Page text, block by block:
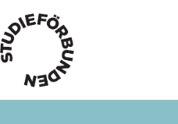
innehåll